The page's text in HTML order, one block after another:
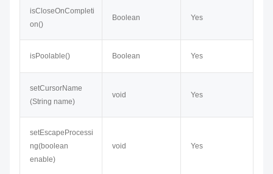
isCloseOnCompleti
on()
Boolean Yes
isPoolable() Boolean Yes
setCursorName​
(String name)
void Yes
setEscapeProcessi
ng​(boolean
enable)
void Yes